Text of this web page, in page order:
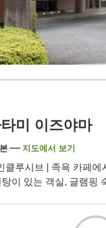
미 이즈야마
지도에서 보기
클루시브 | 족욕 카페
이 있는 객실, 글램핑